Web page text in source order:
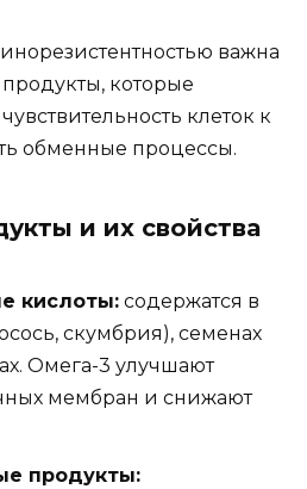
важна
которые
клеток к
обменные процессы.
и их свойства
кислоты: содержатся в
скумбрия), семенах
Омега-3 улучшают
мембран и снижают
продукты: